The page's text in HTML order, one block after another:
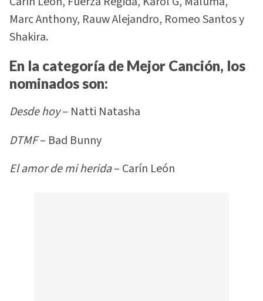
Marc Anthony, Rauw Alejandro, Romeo Santos y
Shakira.
En la categoría de Mejor Canción, los
nominados son:
Desde hoy– Natti Natasha
DTMF– Bad Bunny
El amor de mi herida– Carín León